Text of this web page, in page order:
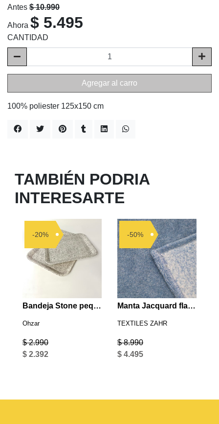
Antes $ 10.990
Ahora $ 5.495
CANTIDAD
Agregar al carro
100% poliester 125x150 cm
TAMBIÉN PODRIA
INTERESARTE
-20%
Bandeja Stone pequeña
Ohzar
$ 2.990
$ 2.392
-50%
Manta Jacquard flannel melange
TEXTILES ZAHR
$ 8.990
$ 4.495